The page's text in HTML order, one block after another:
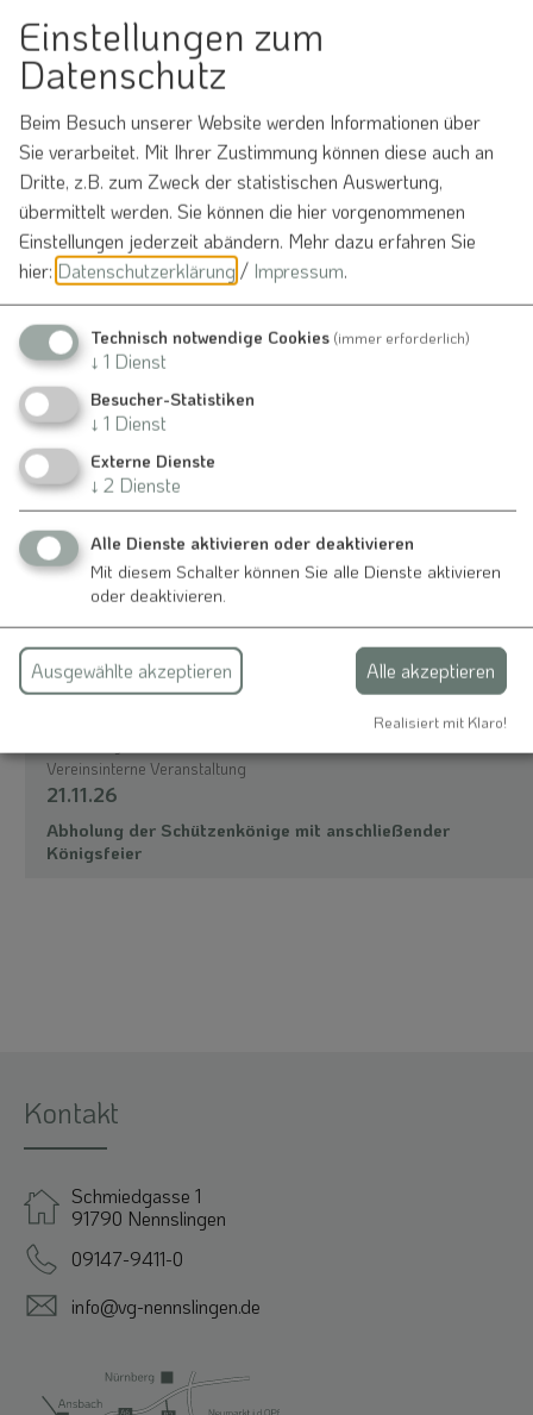
Ja Immer
Schützenheim Nennslingen
Schmiedgasse 3
91790 Nennslingen
Veranstalter
Schützengesellschaft Nennslingen 1456 e. V.
Herr Walter Fellner
Jägerstraße 4
91790 Nennslingen
09147 1896
Auch an diesem Ort
Vereinsinterne Veranstaltung
21.11.26
Abholung der Schützenkönige mit anschließender
Königsfeier
Kontakt
Schmiedgasse 1
91790 Nennslingen
09147-9411-0
info@vg-nennslingen.de
Einstellungen zum
Datenschutz
Beim Besuch unserer Website werden Informationen über
Sie verarbeitet. Mit Ihrer Zustimmung können diese auch an
Dritte, z.B. zum Zweck der statistischen Auswertung,
übermittelt werden. Sie können die hier vorgenommenen
Einstellungen jederzeit abändern. Mehr dazu erfahren Sie
hier: Datenschutzerklärung/ Impressum.
Technisch notwendige Cookies (immer erforderlich)
↓ 1 Dienst
Besucher-Statistiken
↓ 1 Dienst
Externe Dienste
↓ 2 Dienste
Alle Dienste aktivieren oder deaktivieren
Mit diesem Schalter können Sie alle Dienste aktivieren
oder deaktivieren.
Ausgewählte akzeptieren Alle akzeptieren
Realisiert mit Klaro!